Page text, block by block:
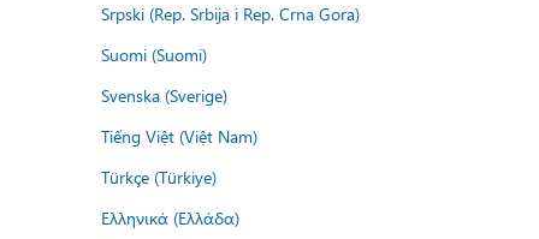
Srpski (Rep. Srbija i Rep. Crna Gora)
Suomi (Suomi)
Svenska (Sverige)
Tiếng Việt (Việt Nam)
Türkçe (Türkiye)
Ελληνικά (Ελλάδα)